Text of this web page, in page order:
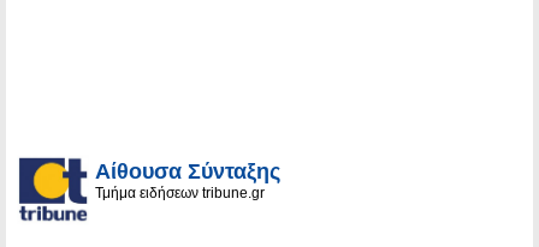
Αίθουσα Σύνταξης
Τμήμα ειδήσεων tribune.gr